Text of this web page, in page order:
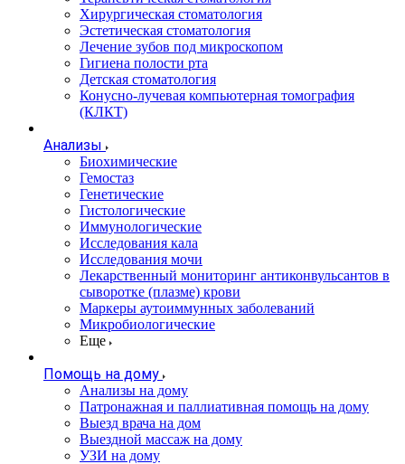
Хирургическая стоматология
Эстетическая стоматология
Лечение зубов под микроскопом
Гигиена полости рта
Детская стоматология
Конусно-лучевая компьютерная томография
(КЛКТ)
Анализы
Биохимические
Гемостаз
Генетические
Гистологические
Иммунологические
Исследования кала
Исследования мочи
Лекарственный мониторинг антиконвульсантов в
сыворотке (плазме) крови
Маркеры аутоиммунных заболеваний
Микробиологические
Еще
Помощь на дому
Анализы на дому
Патронажная и паллиативная помощь на дому
Выезд врача на дом
Выездной массаж на дому
УЗИ на дому